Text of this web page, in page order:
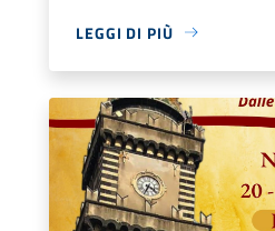
LEGGI DI PIÙ